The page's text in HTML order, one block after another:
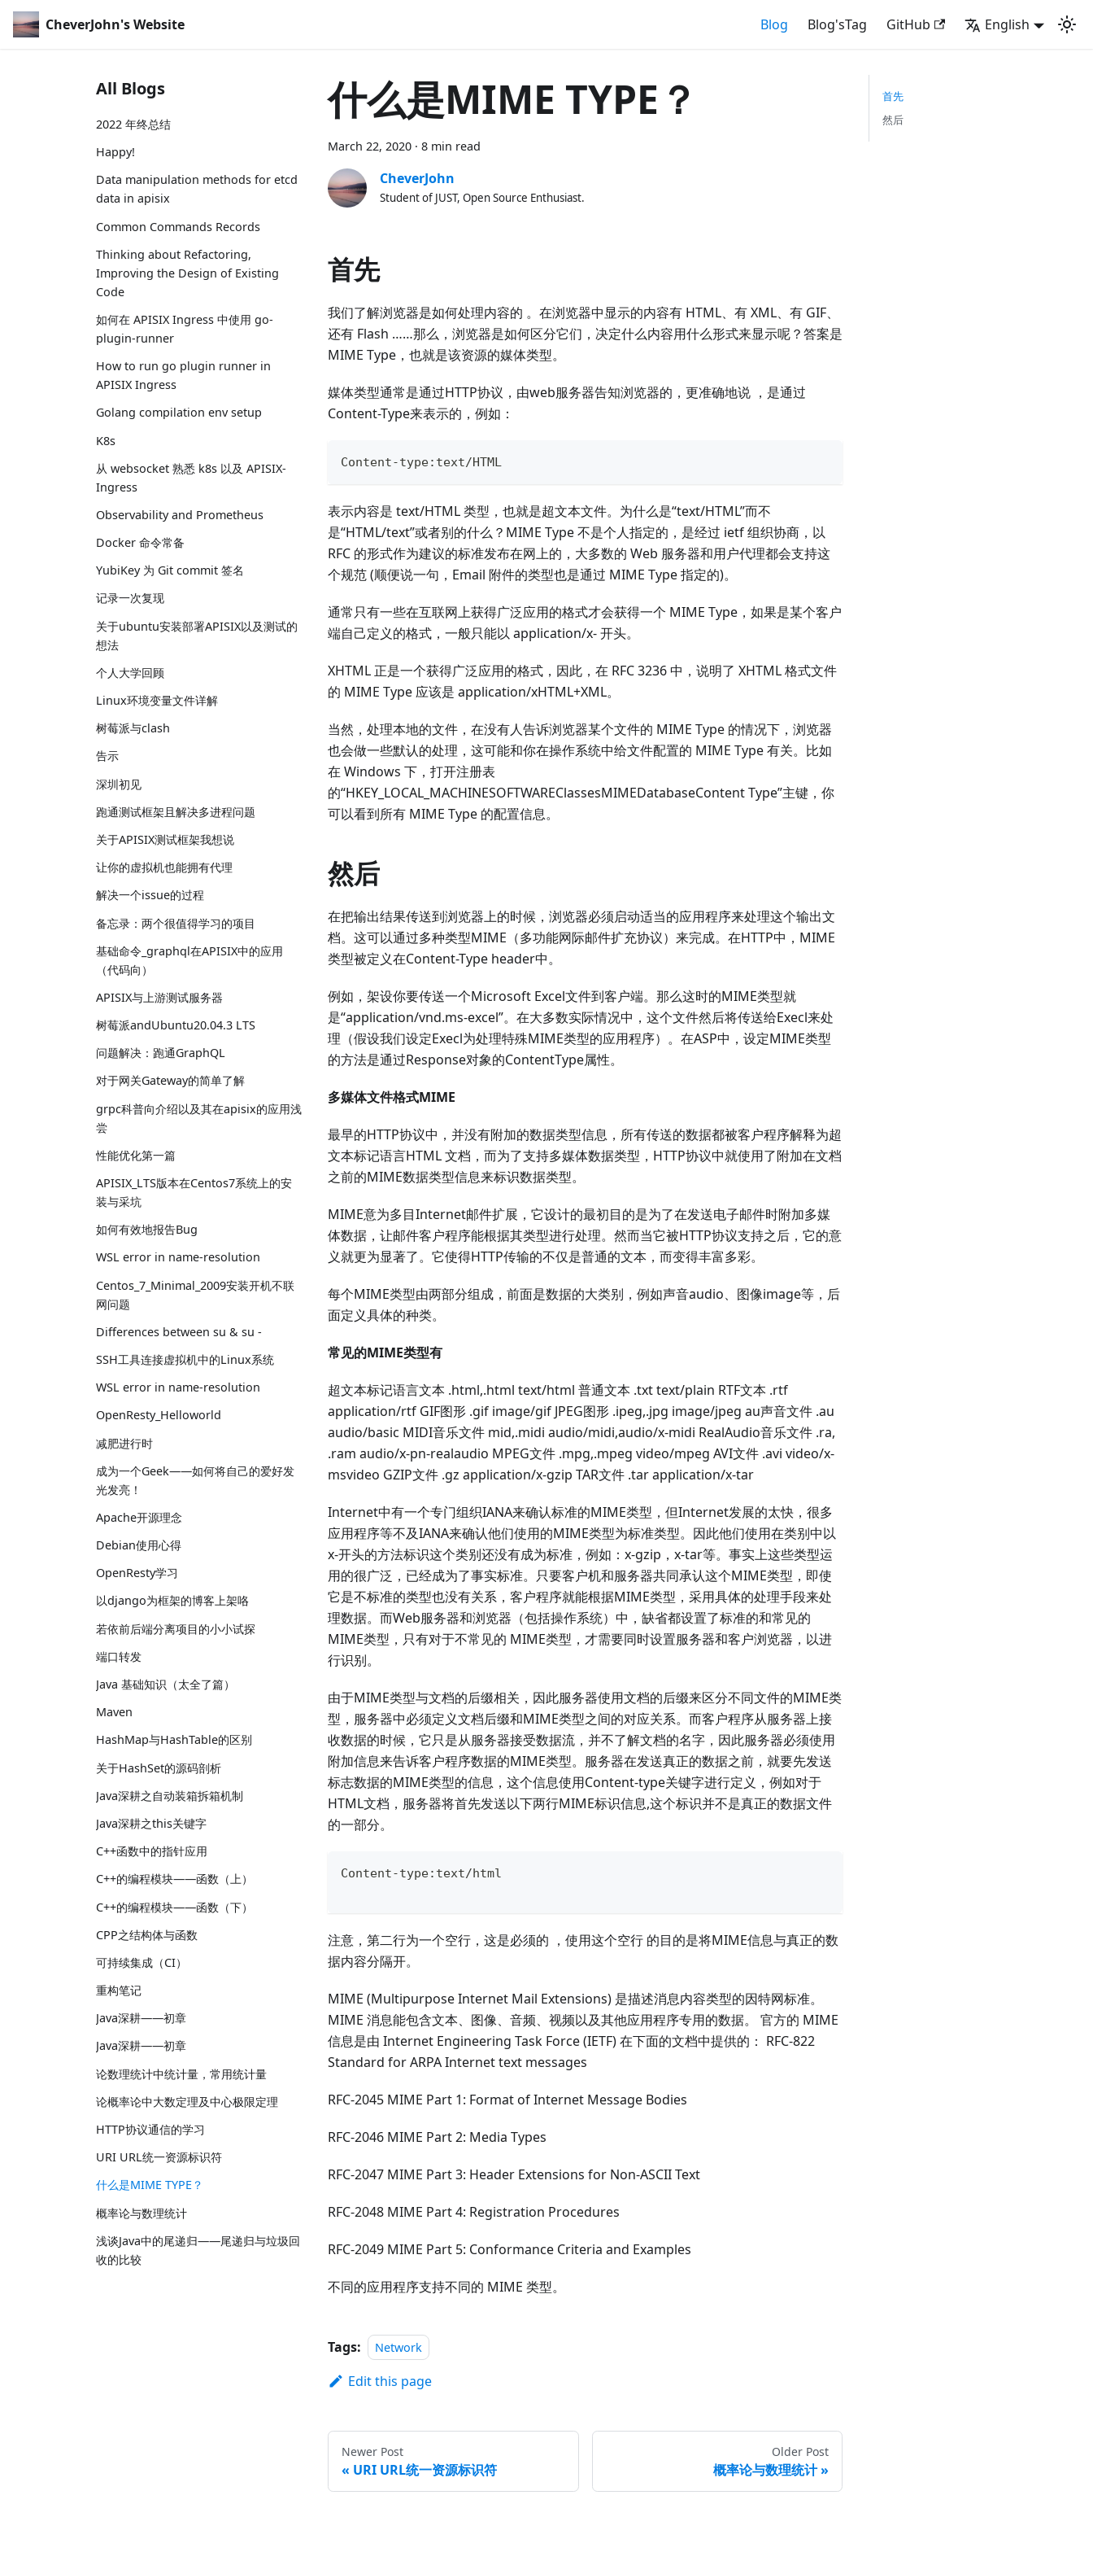
CheverJohn's Website Blog Blog'sTag GitHub English
All Blogs
2022 年终总结
Happy!
Data manipulation methods for etcd
data in apisix
Common Commands Records
Thinking about Refactoring,
Improving the Design of Existing
Code
如何在 APISIX Ingress 中使用 go-
plugin-runner
How to run go plugin runner in
APISIX Ingress
Golang compilation env setup
K8s
从 websocket 熟悉 k8s 以及 APISIX-
Ingress
Observability and Prometheus
Docker 命令常备
YubiKey 为 Git commit 签名
记录一次复现
关于ubuntu安装部署APISIX以及测试的
想法
个人大学回顾
Linux环境变量文件详解
树莓派与clash
告示
深圳初见
跑通测试框架且解决多进程问题
关于APISIX测试框架我想说
让你的虚拟机也能拥有代理
解决一个issue的过程
备忘录：两个很值得学习的项目
基础命令_graphql在APISIX中的应用
（代码向）
APISIX与上游测试服务器
树莓派andUbuntu20.04.3 LTS
问题解决：跑通GraphQL
对于网关Gateway的简单了解
grpc科普向介绍以及其在apisix的应用浅
尝
性能优化第一篇
APISIX_LTS版本在Centos7系统上的安
装与采坑
如何有效地报告Bug
WSL error in name-resolution
Centos_7_Minimal_2009安装开机不联
网问题
Differences between su & su -
SSH工具连接虚拟机中的Linux系统
WSL error in name-resolution
OpenResty_Helloworld
减肥进行时
成为一个Geek——如何将自己的爱好发
光发亮！
Apache开源理念
Debian使用心得
OpenResty学习
以django为框架的博客上架咯
若依前后端分离项目的小小试探
端口转发
Java 基础知识（太全了篇）
Maven
HashMap与HashTable的区别
关于HashSet的源码剖析
Java深耕之自动装箱拆箱机制
Java深耕之this关键字
C++函数中的指针应用
C++的编程模块——函数（上）
C++的编程模块——函数（下）
CPP之结构体与函数
可持续集成（CI）
重构笔记
Java深耕——初章
Java深耕——初章
论数理统计中统计量，常用统计量
论概率论中大数定理及中心极限定理
HTTP协议通信的学习
URI URL统一资源标识符
什么是MIME TYPE？
概率论与数理统计
浅谈Java中的尾递归——尾递归与垃圾回
收的比较
什么是MIME TYPE？
March 22, 2020 · 8 min read
CheverJohn
Student of JUST, Open Source Enthusiast.
首先
我们了解浏览器是如何处理内容的 。在浏览器中显示的内容有 HTML、有 XML、有 GIF、
还有 Flash ……那么，浏览器是如何区分它们，决定什么内容用什么形式来显示呢？答案是
MIME Type，也就是该资源的媒体类型。
媒体类型通常是通过HTTP协议，由web服务器告知浏览器的，更准确地说 ，是通过
Content-Type来表示的，例如：
Content-type: text/HTML
表示内容是 text/HTML 类型，也就是超文本文件。为什么是“text/HTML”而不
是“HTML/text”或者别的什么？MIME Type 不是个人指定的，是经过 ietf 组织协商，以
RFC 的形式作为建议的标准发布在网上的，大多数的 Web 服务器和用户代理都会支持这
个规范 (顺便说一句，Email 附件的类型也是通过 MIME Type 指定的)。
通常只有一些在互联网上获得广泛应用的格式才会获得一个 MIME Type，如果是某个客户
端自己定义的格式，一般只能以 application/x- 开头。
XHTML 正是一个获得广泛应用的格式，因此，在 RFC 3236 中，说明了 XHTML 格式文件
的 MIME Type 应该是 application/xHTML+XML。
当然，处理本地的文件，在没有人告诉浏览器某个文件的 MIME Type 的情况下，浏览器
也会做一些默认的处理，这可能和你在操作系统中给文件配置的 MIME Type 有关。比如
在 Windows 下，打开注册表
的“HKEY_LOCAL_MACHINESOFTWAREClassesMIMEDatabaseContent Type”主键，你
可以看到所有 MIME Type 的配置信息。
然后
在把输出结果传送到浏览器上的时候，浏览器必须启动适当的应用程序来处理这个输出文
档。这可以通过多种类型MIME（多功能网际邮件扩充协议）来完成。在HTTP中，MIME
类型被定义在Content-Type header中。
例如，架设你要传送一个Microsoft Excel文件到客户端。那么这时的MIME类型就
是“application/vnd.ms-excel”。在大多数实际情况中，这个文件然后将传送给Execl来处
理（假设我们设定Execl为处理特殊MIME类型的应用程序）。在ASP中，设定MIME类型
的方法是通过Response对象的ContentType属性。
多媒体文件格式MIME
最早的HTTP协议中，并没有附加的数据类型信息，所有传送的数据都被客户程序解释为超
文本标记语言HTML 文档，而为了支持多媒体数据类型，HTTP协议中就使用了附加在文档
之前的MIME数据类型信息来标识数据类型。
MIME意为多目Internet邮件扩展，它设计的最初目的是为了在发送电子邮件时附加多媒
体数据，让邮件客户程序能根据其类型进行处理。然而当它被HTTP协议支持之后，它的意
义就更为显著了。它使得HTTP传输的不仅是普通的文本，而变得丰富多彩。
每个MIME类型由两部分组成，前面是数据的大类别，例如声音audio、图像image等，后
面定义具体的种类。
常见的MIME类型有
超文本标记语言文本 .html,.html text/html 普通文本 .txt text/plain RTF文本 .rtf
application/rtf GIF图形 .gif image/gif JPEG图形 .ipeg,.jpg image/jpeg au声音文件 .au
audio/basic MIDI音乐文件 mid,.midi audio/midi,audio/x-midi RealAudio音乐文件 .ra,
.ram audio/x-pn-realaudio MPEG文件 .mpg,.mpeg video/mpeg AVI文件 .avi video/x-
msvideo GZIP文件 .gz application/x-gzip TAR文件 .tar application/x-tar
Internet中有一个专门组织IANA来确认标准的MIME类型，但Internet发展的太快，很多
应用程序等不及IANA来确认他们使用的MIME类型为标准类型。因此他们使用在类别中以
x-开头的方法标识这个类别还没有成为标准，例如：x-gzip，x-tar等。事实上这些类型运
用的很广泛，已经成为了事实标准。只要客户机和服务器共同承认这个MIME类型，即使
它是不标准的类型也没有关系，客户程序就能根据MIME类型，采用具体的处理手段来处
理数据。而Web服务器和浏览器（包括操作系统）中，缺省都设置了标准的和常见的
MIME类型，只有对于不常见的 MIME类型，才需要同时设置服务器和客户浏览器，以进
行识别。
由于MIME类型与文档的后缀相关，因此服务器使用文档的后缀来区分不同文件的MIME类
型，服务器中必须定义文档后缀和MIME类型之间的对应关系。而客户程序从服务器上接
收数据的时候，它只是从服务器接受数据流，并不了解文档的名字，因此服务器必须使用
附加信息来告诉客户程序数据的MIME类型。服务器在发送真正的数据之前，就要先发送
标志数据的MIME类型的信息，这个信息使用Content-type关键字进行定义，例如对于
HTML文档，服务器将首先发送以下两行MIME标识信息,这个标识并不是真正的数据文件
的一部分。
Content-type: text/html
注意，第二行为一个空行，这是必须的 ，使用这个空行 的目的是将MIME信息与真正的数
据内容分隔开。
MIME (Multipurpose Internet Mail Extensions) 是描述消息内容类型的因特网标准。
MIME 消息能包含文本、图像、音频、视频以及其他应用程序专用的数据。 官方的 MIME
信息是由 Internet Engineering Task Force (IETF) 在下面的文档中提供的： RFC-822
Standard for ARPA Internet text messages
RFC-2045 MIME Part 1: Format of Internet Message Bodies
RFC-2046 MIME Part 2: Media Types
RFC-2047 MIME Part 3: Header Extensions for Non-ASCII Text
RFC-2048 MIME Part 4: Registration Procedures
RFC-2049 MIME Part 5: Conformance Criteria and Examples
不同的应用程序支持不同的 MIME 类型。
Tags: Network
Edit this page
Newer Post
URI URL统一资源标识符
Older Post
概率论与数理统计
首先
然后